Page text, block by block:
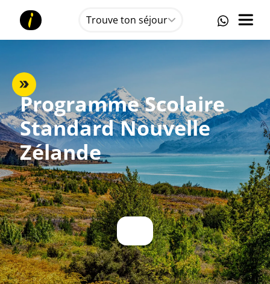
Trouve ton séjour
Programme Scolaire
Standard Nouvelle
Zélande